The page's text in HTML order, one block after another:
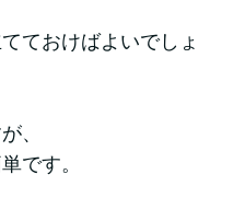
ておけばよいでしょ
、
です。